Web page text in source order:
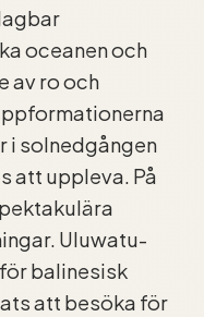
oceanen och
av ro och
i solnedgången
att uppleva. På
Uluwatu-
balinesisk
att besöka för